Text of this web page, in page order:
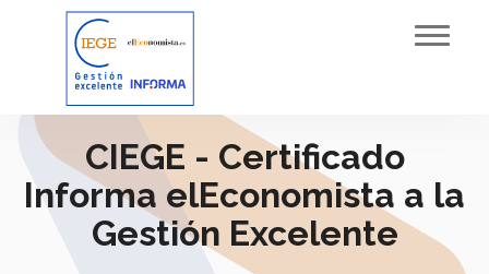
CIEGE - Certificado
Informa elEconomista a la
Gestión Excelente